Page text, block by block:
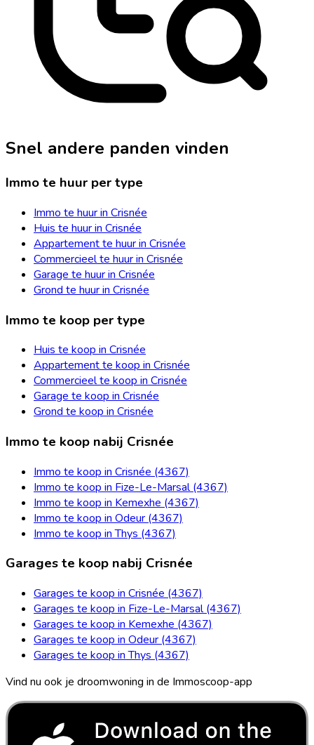
Snel andere panden vinden
Immo te huur per type
Immo te huur in Crisnée
Huis te huur in Crisnée
Appartement te huur in Crisnée
Commercieel te huur in Crisnée
Garage te huur in Crisnée
Grond te huur in Crisnée
Immo te koop per type
Huis te koop in Crisnée
Appartement te koop in Crisnée
Commercieel te koop in Crisnée
Garage te koop in Crisnée
Grond te koop in Crisnée
Immo te koop nabij Crisnée
Immo te koop in Crisnée (4367)
Immo te koop in Fize-Le-Marsal (4367)
Immo te koop in Kemexhe (4367)
Immo te koop in Odeur (4367)
Immo te koop in Thys (4367)
Garages te koop nabij Crisnée
Garages te koop in Crisnée (4367)
Garages te koop in Fize-Le-Marsal (4367)
Garages te koop in Kemexhe (4367)
Garages te koop in Odeur (4367)
Garages te koop in Thys (4367)
Vind nu ook je droomwoning in de Immoscoop-app